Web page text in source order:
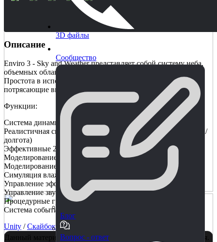
3D файлы
Сообщество
Блог
Вопрос - ответ
Описание
Enviro 3 - Sky and Weather представляет собой систему неба,
объемных облаков и погоды в модульной конструкции.
Простота в использовании, множество настроек,
потрясающие визуальные эффекты!
Функции:
Система динамического времени суток с календарем.
Реалистичная симуляция положения солнца и луны (широта/
долгота)
Эффективные 2D-облака
Моделирование сезонов
Моделирование температуры
Симуляция влажности и снега
Управление эффектами частиц
Управление звуком
Процедурные грозы
Система событий для вашей игровой логики
Unity /Скайбокс
Данный материал является собственностью правообладателя.